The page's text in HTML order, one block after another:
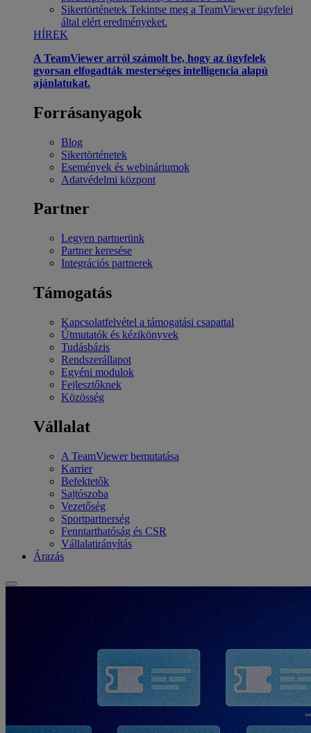
Sikertörténetek Tekintse meg a TeamViewer ügyfelei
által elért eredményeket.
HÍREK
A TeamViewer arról számolt be, hogy az ügyfelek
gyorsan elfogadták mesterséges intelligencia alapú
ajánlatukat.
Forrásanyagok
Blog
Sikertörténetek
Események és webináriumok
Adatvédelmi központ
Partner
Legyen partnerünk
Partner keresése
Integrációs partnerek
Támogatás
Kapcsolatfelvétel a támogatási csapattal
Útmutatók és kézikönyvek
Tudásbázis
Rendszerállapot
Egyéni modulok
Fejlesztőknek
Közösség
Vállalat
A TeamViewer bemutatása
Karrier
Befektetők
Sajtószoba
Vezetőség
Sportpartnerség
Fenntarthatóság és CSR
Vállalatirányítás
Árazás